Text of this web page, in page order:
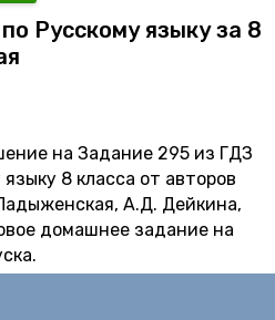
Русскому языку за 8
на Задание 295 из ГДЗ
8 класса от авторов
А.Д. Дейкина,
домашнее задание на